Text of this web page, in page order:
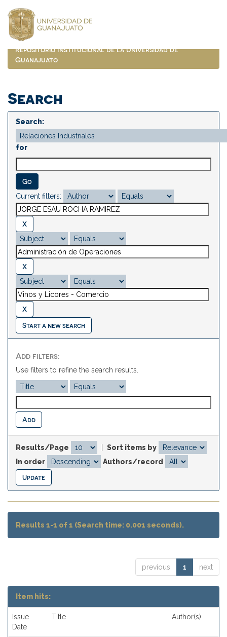
navigation
Repositorio Institucional de la Universidad de
Guanajuato
Search
Search:
for
Current filters:
Start a new search
Add filters:
Use filters to refine the search results.
Results/Page
Sort items by
In order
Authors/record
Results 1-1 of 1 (Search time: 0.001 seconds).
previous 1 next
Item hits:
Issue
Date
Title Author(s)